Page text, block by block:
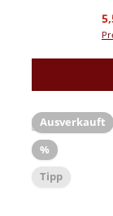
Ausverkauft
%Rabatt
Tipp